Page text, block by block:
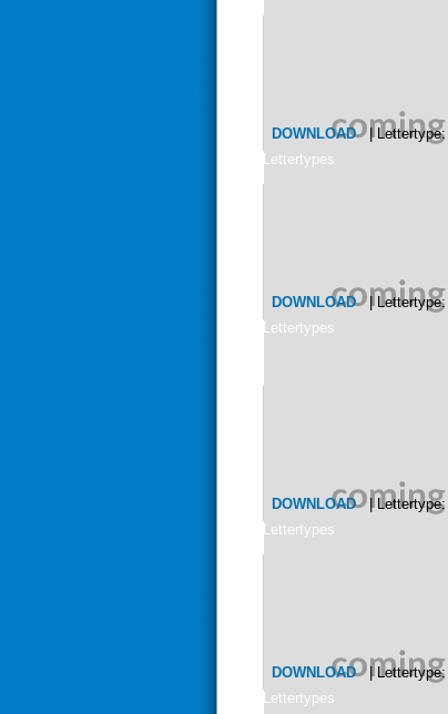
DOWNLOAD| Lettertype:
Lettertypes
DOWNLOAD| Lettertype:
Lettertypes
DOWNLOAD| Lettertype:
Lettertypes
DOWNLOAD| Lettertype:
Lettertypes